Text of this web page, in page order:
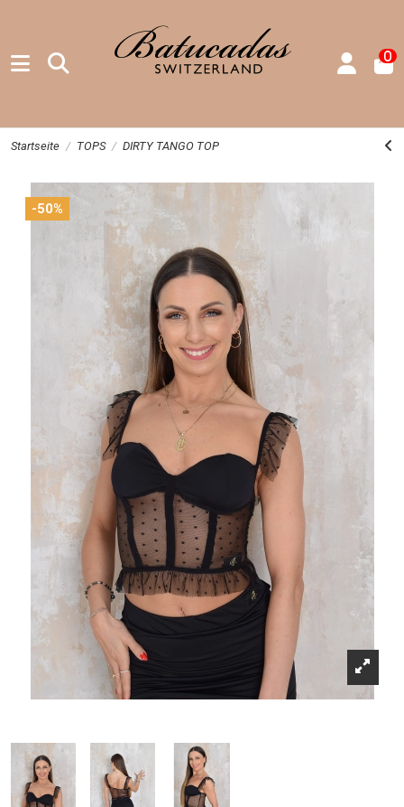
0
Startseite TOPS DIRTY TANGO TOP
-50%